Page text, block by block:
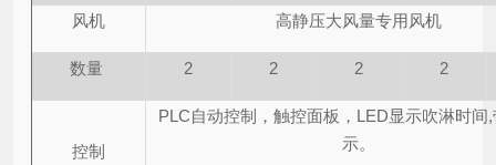
风机 高静压大风量专用风机
数量 2 2 2 2
控制
PLC自动控制，触控面板，LED显示吹淋时间
示。